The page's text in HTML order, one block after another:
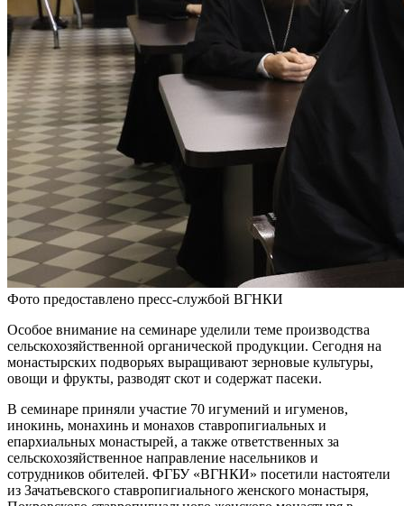
Фото предоставлено пресс-службой ВГНКИ
Особое внимание на семинаре уделили теме производства
сельскохозяйственной органической продукции. Сегодня на
монастырских подворьях выращивают зерновые культуры,
овощи и фрукты, разводят скот и содержат пасеки.
В семинаре приняли участие 70 игумений и игуменов,
инокинь, монахинь и монахов ставропигиальных и
епархиальных монастырей, а также ответственных за
сельскохозяйственное направление насельников и
сотрудников обителей. ФГБУ «ВГНКИ» посетили настоятели
из Зачатьевского ставропигиального женского монастыря,